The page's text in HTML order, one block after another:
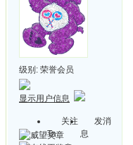
级别: 荣誉会员
显示用户信息
关注
Ta
发消
息